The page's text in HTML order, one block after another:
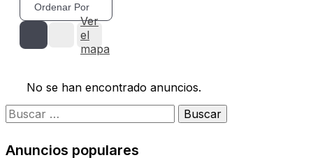
Ordenar Por
Ver
el
mapa
No se han encontrado anuncios.
Anuncios populares